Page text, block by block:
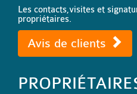
Les contacts,visites et
propriétaires.
Avis de clients